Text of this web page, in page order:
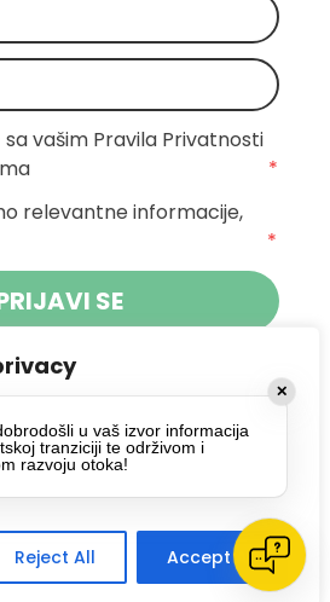
your browsing experience,
or content, and analyze our
All", you consent to our use
Reject All Accept All
vašim Pravila Privatnosti
*
relevantne informacije,
*
SE
dajete suglasnost za
Pokreta Otoka te se
privatnosti.
MREŽE
✕
u vaš izvor informacija
tranziciji te održivom i
razvoju otoka!